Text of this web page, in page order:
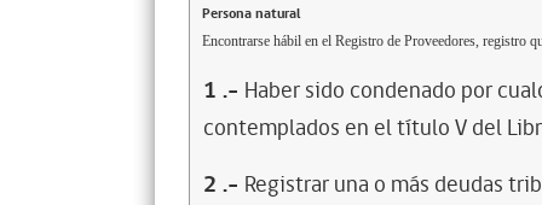
Persona natural
Encontrarse hábil en el Registro de Proveedores, registro
1 .- Haber sido condenado por
contemplados en el título V del
2 .- Registrar una o más deudas